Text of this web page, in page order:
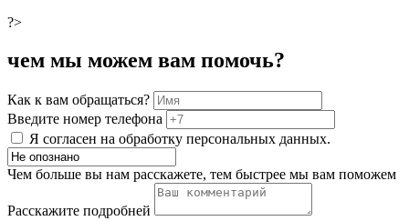
?>
чем мы можем вам помочь?
Как к вам обращаться?
Введите номер телефона
Я согласен на обработку персональных данных.
Чем больше вы нам расскажете, тем быстрее мы вам поможем
Расскажите подробней